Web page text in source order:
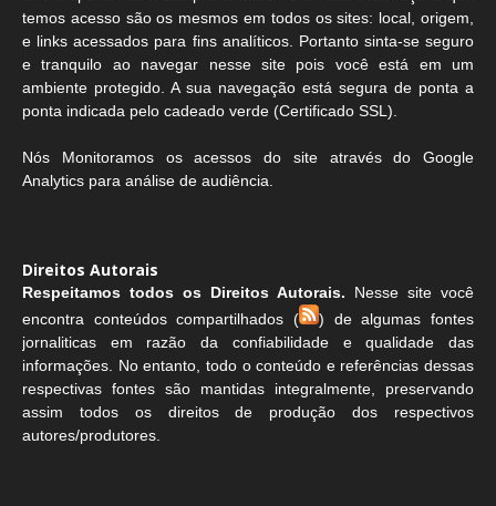
temos acesso são os mesmos em todos os sites: local, origem,
e links acessados para fins analíticos. Portanto sinta-se seguro
e tranquilo ao navegar nesse site pois você está em um
ambiente protegido. A sua navegação está segura de ponta a
ponta indicada pelo cadeado verde (Certificado SSL).
Nós Monitoramos os acessos do site através do Google
Analytics para análise de audiência.
Direitos Autorais
Respeitamos todos os Direitos Autorais. Nesse site você
encontra conteúdos compartilhados (
) de algumas fontes
jornaliticas em razão da confiabilidade e qualidade das
informações. No entanto, todo o conteúdo e referências dessas
respectivas fontes são mantidas integralmente, preservando
assim todos os direitos de produção dos respectivos
autores/produtores.